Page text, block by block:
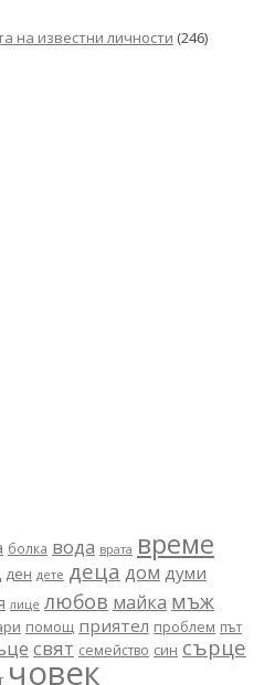
на известни личности (246)
болка вода врата време
ден дете деца дом думи
лице любов майка мъж
помощ приятел проблем път
свят семейство син сърце
човек